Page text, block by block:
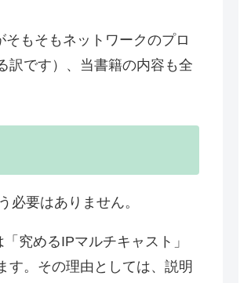
もそもネットワークのプロ
訳です）、当書籍の内容も全
必要はありません。
究めるIPマルチキャスト」
す。その理由としては、説明